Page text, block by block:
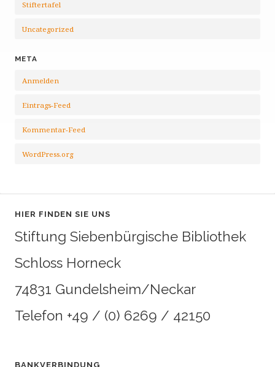
Stiftertafel
Uncategorized
META
Anmelden
Eintrags-Feed
Kommentar-Feed
WordPress.org
HIER FINDEN SIE UNS
Stiftung Siebenbürgische Bibliothek
Schloss Horneck
74831 Gundelsheim/Neckar
Telefon +49 / (0) 6269 / 42150
BANKVERBINDUNG